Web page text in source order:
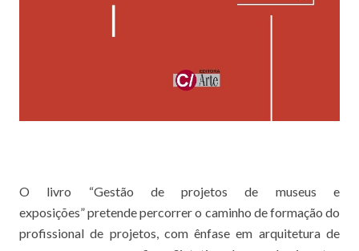
O livro “Gestão de projetos de museus e
exposições” pretende percorrer o caminho de formação do
profissional de projetos, com ênfase em arquitetura de